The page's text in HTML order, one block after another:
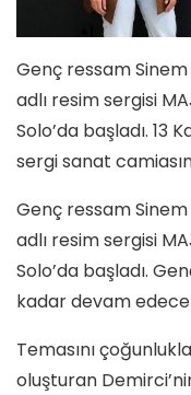
Genç ressam Sinem
adlı resim sergisi
Solo’da başladı. 13
sergi sanat
Genç ressam Sinem
adlı resim sergisi
Solo’da başladı.
kadar devam
Temasını
oluşturan